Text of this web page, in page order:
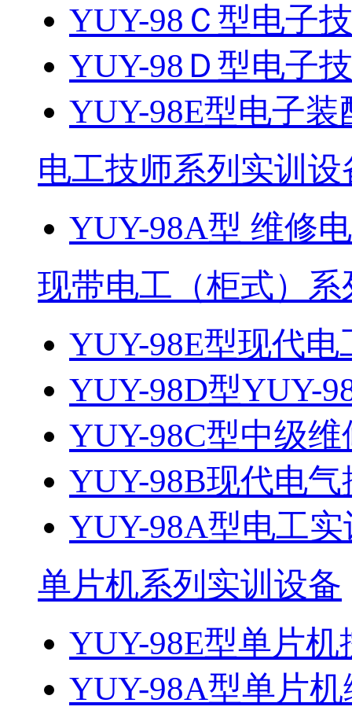
YUY-98Ｃ型电子
YUY-98Ｄ型电子
YUY-98E型电子
电工技师系列实训设
YUY-98A型 维修
现带电工（柜式）
YUY-98E型现代
YUY-98D型YUY-
YUY-98C型中级
YUY-98B现代电
YUY-98A型电工
单片机系列实训设备
YUY-98E型单片
YUY-98A型单片